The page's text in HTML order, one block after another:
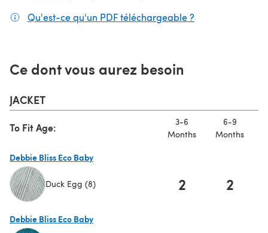
Qu'est-ce qu'un PDF téléchargeable ?
Ce dont vous aurez besoin
JACKET
To Fit Age:
3-6
Months
6-9
Months
Debbie Bliss Eco Baby
Duck Egg (8) 2 2
Debbie Bliss Eco Baby